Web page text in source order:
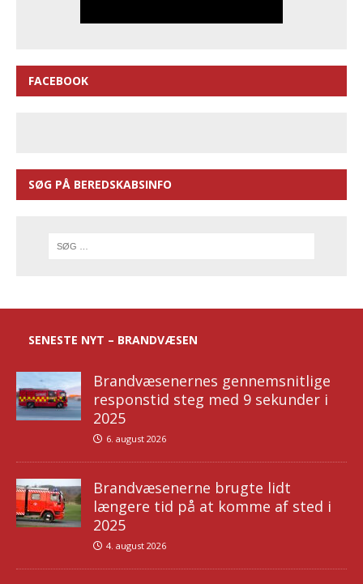
FACEBOOK
SØG PÅ BEREDSKABSINFO
SENESTE NYT – BRANDVÆSEN
Brandvæsenernes gennemsnitlige
responstid steg med 9 sekunder i
2025
6. august 2026
Brandvæsenerne brugte lidt
længere tid på at komme af sted i
2025
4. august 2026